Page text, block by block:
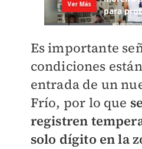
Es importante
condiciones
entrada de un
Frío, por lo que
registren
solo dígito en la